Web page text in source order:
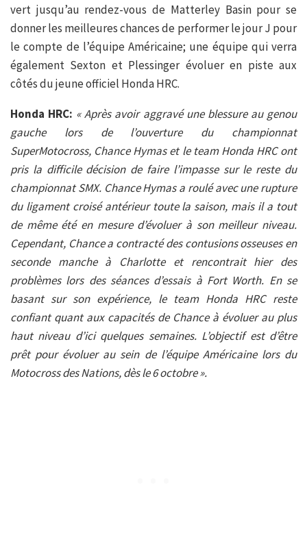
vert jusqu’au rendez-vous de Matterley Basin pour se
donner les meilleures chances de performer le jour J pour
le compte de l’équipe Américaine; une équipe qui verra
également Sexton et Plessinger évoluer en piste aux
côtés du jeune officiel Honda HRC.
Honda HRC: « Après avoir aggravé une blessure au genou
gauche lors de l’ouverture du championnat
SuperMotocross, Chance Hymas et le team Honda HRC ont
pris la difficile décision de faire l’impasse sur le reste du
championnat SMX. Chance Hymas a roulé avec une rupture
du ligament croisé antérieur toute la saison, mais il a tout
de même été en mesure d’évoluer à son meilleur niveau.
Cependant, Chance a contracté des contusions osseuses en
seconde manche à Charlotte et rencontrait hier des
problèmes lors des séances d’essais à Fort Worth. En se
basant sur son expérience, le team Honda HRC reste
confiant quant aux capacités de Chance à évoluer au plus
haut niveau d’ici quelques semaines. L’objectif est d’être
prêt pour évoluer au sein de l’équipe Américaine lors du
Motocross des Nations, dès le 6 octobre ».